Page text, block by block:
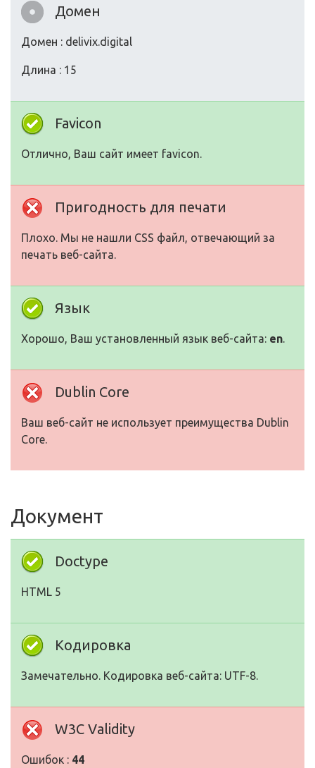
Домен
Домен : delivix.digital
Длина : 15
Favicon
Отлично, Ваш сайт имеет favicon.
Пригодность для печати
Плохо. Мы не нашли CSS файл, отвечающий за
печать веб-сайта.
Язык
Хорошо, Ваш установленный язык веб-сайта: en.
Dublin Core
Ваш веб-сайт не использует преимущества Dublin
Core.
Документ
Doctype
HTML 5
Кодировка
Замечательно. Кодировка веб-сайта: UTF-8.
W3C Validity
Ошибок : 44